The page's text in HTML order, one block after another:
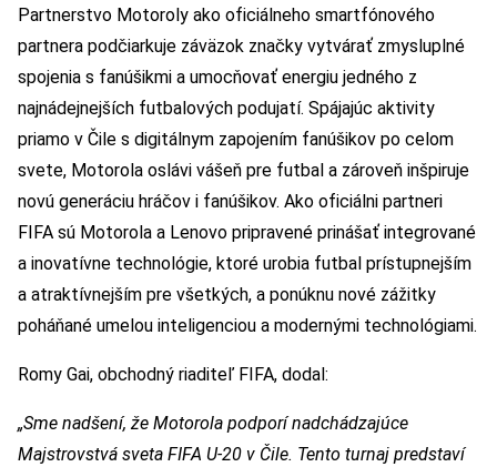
Partnerstvo Motoroly ako oficiálneho smartfónového
partnera podčiarkuje záväzok značky vytvárať zmysluplné
spojenia s fanúšikmi a umocňovať energiu jedného z
najnádejnejších futbalových podujatí. Spájajúc aktivity
priamo v Čile s digitálnym zapojením fanúšikov po celom
svete, Motorola oslávi vášeň pre futbal a zároveň inšpiruje
novú generáciu hráčov i fanúšikov. Ako oficiálni partneri
FIFA sú Motorola a Lenovo pripravené prinášať integrované
a inovatívne technológie, ktoré urobia futbal prístupnejším
a atraktívnejším pre všetkých, a ponúknu nové zážitky
poháňané umelou inteligenciou a modernými technológiami.
Romy Gai, obchodný riaditeľ FIFA, dodal:
„Sme nadšení, že Motorola podporí nadchádzajúce
Majstrovstvá sveta FIFA U-20 v Čile. Tento turnaj predstaví